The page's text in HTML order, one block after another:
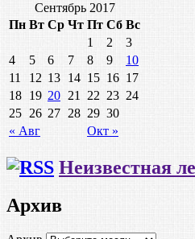
Сентябрь 2017
Пн Вт Ср Чт Пт Сб Вс
« Авг Окт »
1 2
3
4
5 6 7 8 9
10
11
12 13 14 15 16 17
18 19 20 21 22 23 24
25 26 27 28 29 30
Неизвестная
Архив